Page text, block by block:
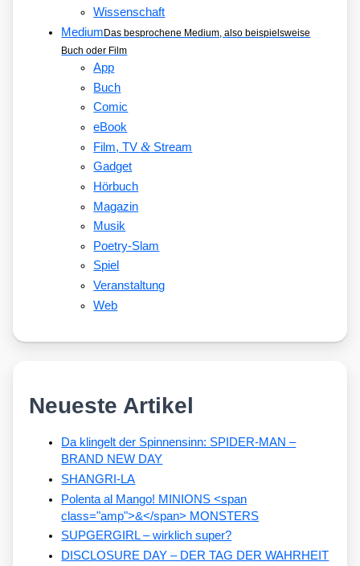
Wissenschaft
Medium Das besprochene Medium, also beispielsweise
Buch oder Film
App
Buch
Comic
eBook
Film, TV&Stream
Gadget
Hörbuch
Magazin
Musik
Poetry-Slam
Spiel
Veranstaltung
Web
Neueste Artikel
Da klingelt der Spinnensinn: SPIDER-MAN –
BRAND NEW DAY
SHANGRI-LA
Polenta al Mango! MINIONS <span
class="amp">&</span> MONSTERS
SUPGERGIRL – wirklich super?
DISCLOSURE DAY – DER TAG DER WAHRHEIT